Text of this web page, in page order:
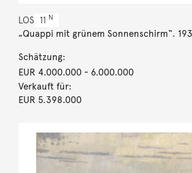
LOS 11 N
„Quappi mit grünem Sonnenschirm“.
Schätzung:
EUR 4.000.000- 6.000.000
Verkauft für:
EUR 5.398.000